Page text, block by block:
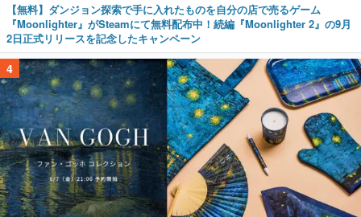
【無料】ダンジョン探索で手に入れたものを自分の店で売るゲーム
『Moonlighter』がSteamにて無料配布中！続編『Moonlighter 2』の9月
2日正式リリースを記念したキャンペーン
4